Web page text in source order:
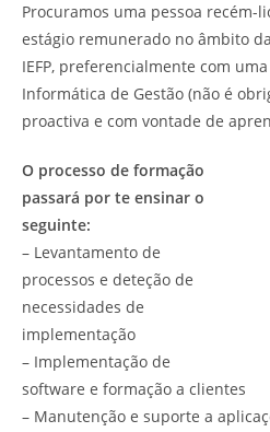
Procuramos uma pessoa recém-
estágio remunerado no âmbito
IEFP, preferencialmente com
Informática de Gestão (não é
proactiva e com vontade de
O processo de formação
passará por te ensinar o
seguinte:
– Levantamento de
processos e deteção de
necessidades de
implementação
– Implementação de
software e formação a clientes
– Manutenção e suporte a